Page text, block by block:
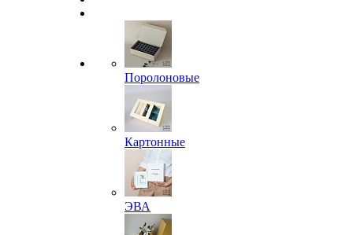
Поролоновые
Картонные
ЭВА